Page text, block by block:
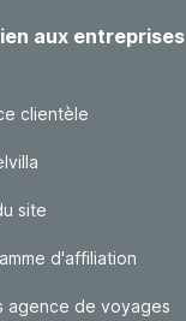
aux entreprises
clientèle
site
d'affiliation
agence de voyages